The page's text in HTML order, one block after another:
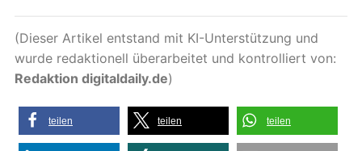
(Dieser Artikel entstand mit KI-Unterstützung und
wurde redaktionell überarbeitet und kontrolliert von:
Redaktion digitaldaily.de)
teilen teilen teilen